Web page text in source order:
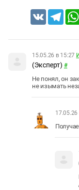
VK
15.05.26 в 15:27
(Эксперт) #
Не понял, он
не изымать
17.05.26